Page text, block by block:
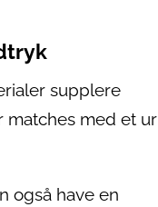
supplere
matches med et ur
også have en